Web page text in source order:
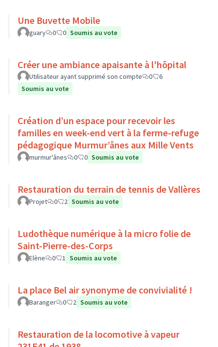
Une Buvette Mobile
guary 0 0 Soumis au vote
Créer une ambiance apaisante à l'hôpital
Utilisateur ayant supprimé son compte 0
6
Soumis au vote
Création d’un espace pour recevoir les
familles en week-end vert à la ferme-refuge
pédagogique Murmur’ânes aux Mille Vents
murmur'ânes 0 0 Soumis au vote
Restauration du terrain de tennis de Vallères
Projet 0 2 Soumis au vote
Ludothèque numérique à la micro folie de
Saint-Pierre-des-Corps
Elène 0 1 Soumis au vote
La place Bel air synonyme de convivialité !
Baranger 0 2 Soumis au vote
Restauration de la locomotive à vapeur